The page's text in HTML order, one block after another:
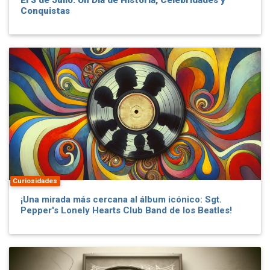
Conquistas
Curiosidades
¡Una mirada más cercana al álbum icónico: Sgt.
Pepper's Lonely Hearts Club Band de los Beatles!